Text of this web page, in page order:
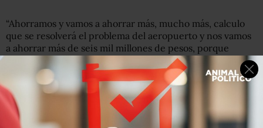
“Ahorramos y vamos a ahorrar más, mucho más, calculo
que se resolverá el problema del aeropuerto y nos vamos
a ahorrar más de seis mil millones de pesos, porque
estamos creando el sistema aeroportuario”, añadió.